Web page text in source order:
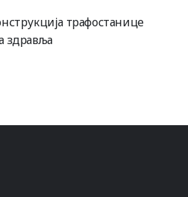
трафостанице
здравља